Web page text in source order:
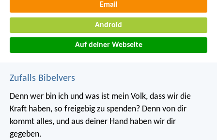
Email
Android
Auf deiner Webseite
Zufalls Bibelvers
Denn wer bin ich und was ist mein Volk, dass wir die
Kraft haben, so freigebig zu spenden? Denn von dir
kommt alles, und aus deiner Hand haben wir dir
gegeben.